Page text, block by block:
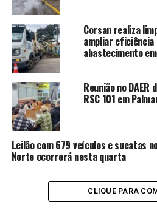
Corsan realiza
ampliar
abastecimento
Reunião no
RSC 101 em
Leilão com 679 veículos e sucatas
Norte ocorrerá nesta quarta
CLIQUE PARA